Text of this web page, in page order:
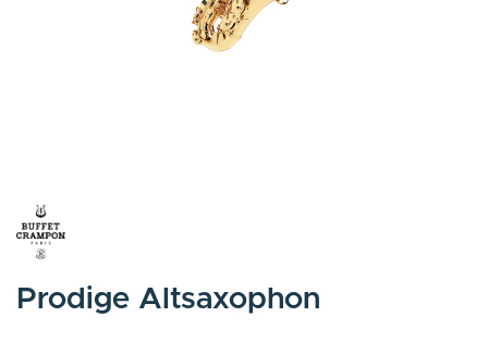
Prodige Altsaxophon